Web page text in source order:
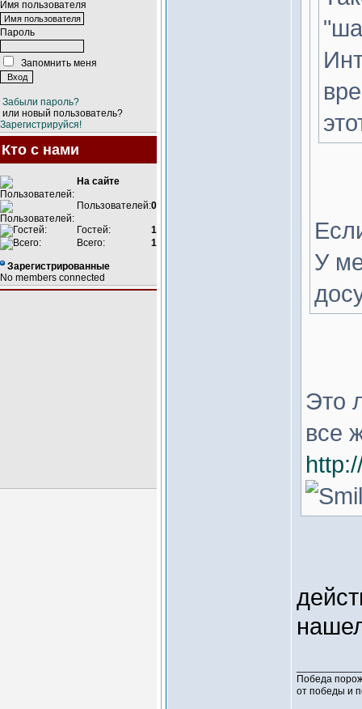
Имя пользователя
Пароль
Запомнить меня
Забыли пароль?
или новый пользователь?
Зарегистрируйся!
Кто с нами
На сайте
Пользователей:0
Гостей:
1
Всего:
1
Зарегистрированные
No members connected
У
Это
все
Победа
от победы и